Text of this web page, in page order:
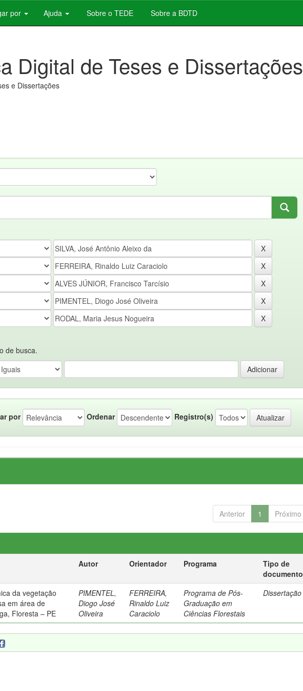
por Ajuda Sobre o TEDE Sobre a BDTD
Digital de Teses e Dissertações
e Dissertações
de busca.
por Ordenar Registro(s)
Anterior 1 Próximo
Autor Orientador Programa
Tipo de
documento
da vegetação
em área de
Floresta – PE
PIMENTEL,
Diogo José
Oliveira
FERREIRA,
Rinaldo Luiz
Caraciolo
Programa de Pós-
Graduação em
Ciências Florestais
Dissertação